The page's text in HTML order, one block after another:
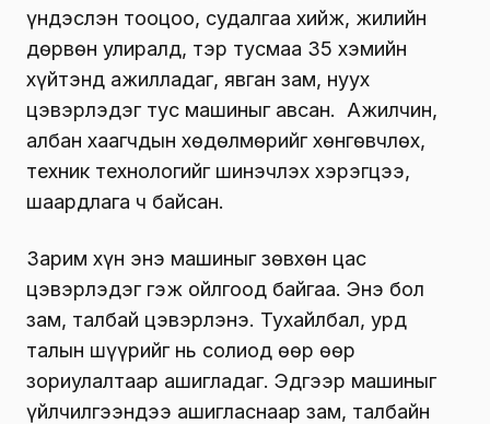
үндэслэн тооцоо, судалгаа хийж, жилийн
дөрвөн улиралд, тэр тусмаа 35 хэмийн
хүйтэнд ажилладаг, явган зам, нуух
цэвэрлэдэг тус машиныг авсан. Ажилчин,
албан хаагчдын хөдөлмөрийг хөнгөвчлөх,
техник технологийг шинэчлэх хэрэгцээ,
шаардлага ч байсан.
Зарим хүн энэ машиныг зөвхөн цас
цэвэрлэдэг гэж ойлгоод байгаа. Энэ бол
зам, талбай цэвэрлэнэ. Тухайлбал, урд
талын шүүрийг нь солиод өөр өөр
зориулалтаар ашигладаг. Эдгээр машиныг
үйлчилгээндээ ашигласнаар зам, талбайн